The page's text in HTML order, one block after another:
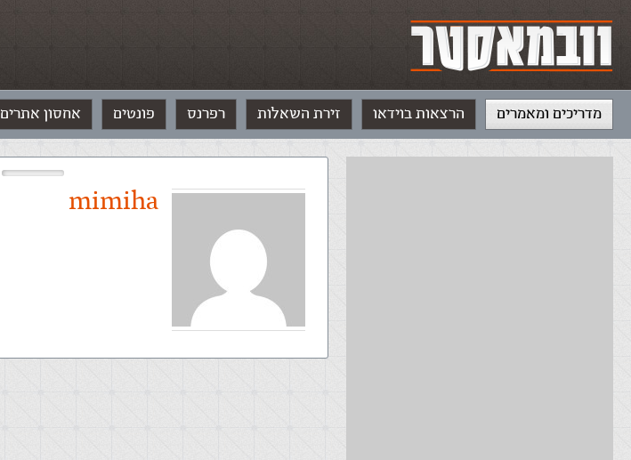
מדריכים ומאמרים הרצאות בוידאו זירת השאלות רפרנס פונטים אחסון אתרים
mimiha